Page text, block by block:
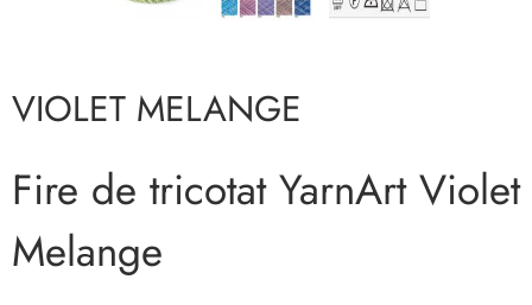
VIOLET MELANGE
Fire de tricotat YarnArt Violet
Melange